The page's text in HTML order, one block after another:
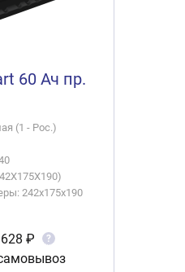
60 Ач пр.
(1 - Рос.)
242x175x190
₽ ?